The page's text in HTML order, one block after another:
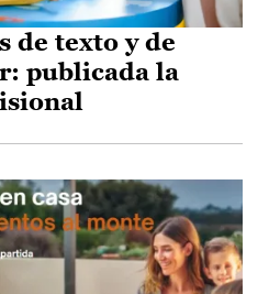
de texto y de
publicada la